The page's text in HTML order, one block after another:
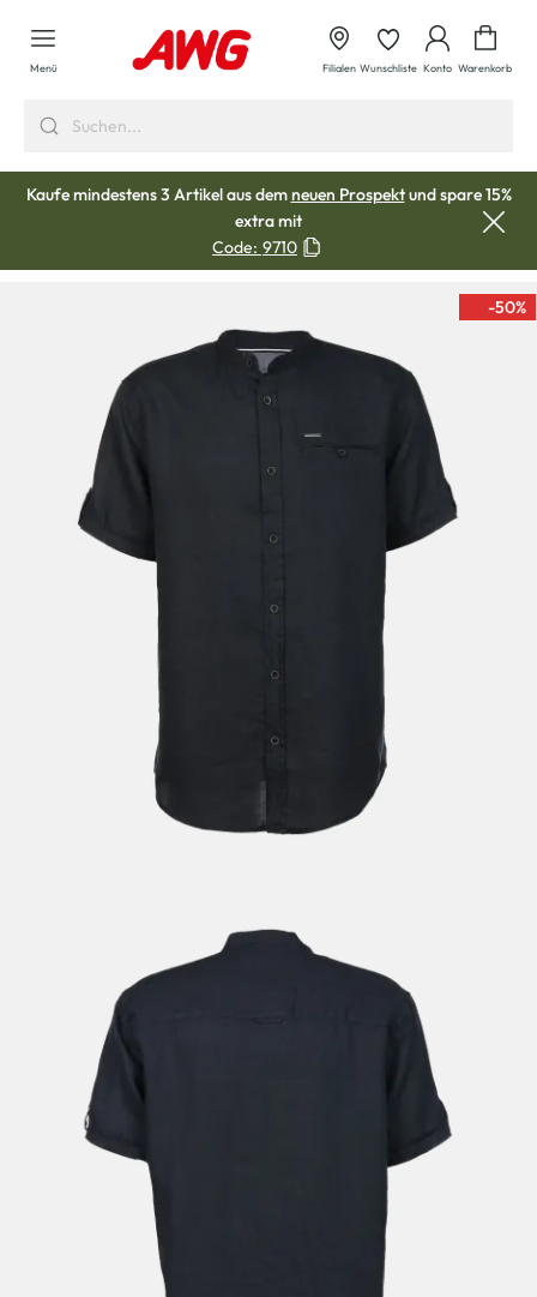
springen
Menü Filialen Wunschliste Konto Warenkorb
Kaufe mindestens 3 Artikel aus demneuen Prospektund spare 15%
extra mit
Code: 9710
-50%